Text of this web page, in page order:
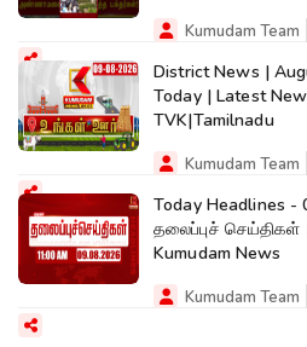
Kumudam Team
District News |
Today | Latest
TVK|Tamilnadu
Kumudam Team
Today Headlines -
தலைப்புச் செய்திகள்
Kumudam News
Kumudam Team